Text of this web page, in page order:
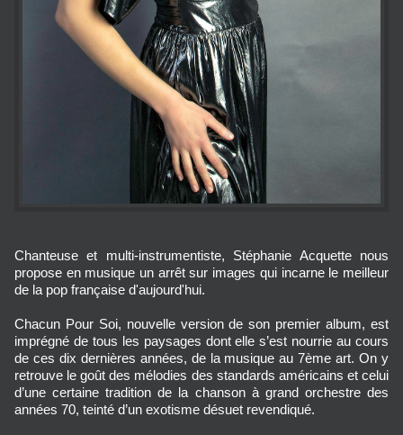
Chanteuse et multi-instrumentiste, Stéphanie Acquette nous
propose en musique un arrêt sur images qui incarne le meilleur
de la pop française d'aujourd'hui.
Chacun Pour Soi, nouvelle version de son premier album, est
imprégné de tous les paysages dont elle s’est nourrie au cours
de ces dix dernières années, de la musique au 7ème art. On y
retrouve le goût des mélodies des standards américains et celui
d’une certaine tradition de la chanson à grand orchestre des
années 70, teinté d’un exotisme désuet revendiqué.